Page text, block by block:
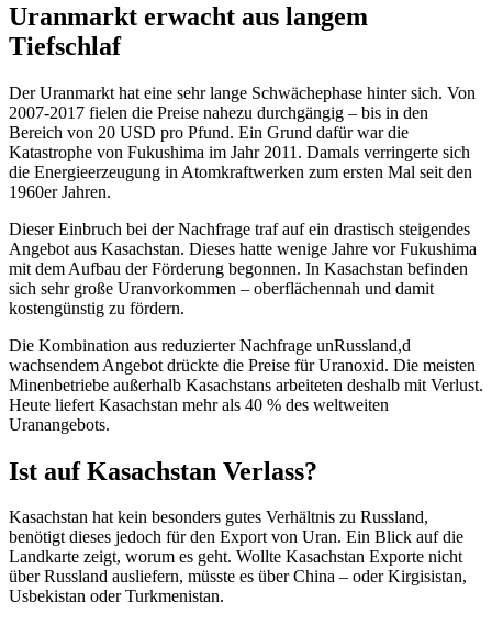
Uranmarkt erwacht aus langem
Tiefschlaf
Der Uranmarkt hat eine sehr lange Schwächephase hinter sich. Von
2007-2017 fielen die Preise nahezu durchgängig – bis in den
Bereich von 20 USD pro Pfund. Ein Grund dafür war die
Katastrophe von Fukushima im Jahr 2011. Damals verringerte sich
die Energieerzeugung in Atomkraftwerken zum ersten Mal seit den
1960er Jahren.
Dieser Einbruch bei der Nachfrage traf auf ein drastisch steigendes
Angebot aus Kasachstan. Dieses hatte wenige Jahre vor Fukushima
mit dem Aufbau der Förderung begonnen. In Kasachstan befinden
sich sehr große Uranvorkommen – oberflächennah und damit
kostengünstig zu fördern.
Die Kombination aus reduzierter Nachfrage unRussland,d
wachsendem Angebot drückte die Preise für Uranoxid. Die meisten
Minenbetriebe außerhalb Kasachstans arbeiteten deshalb mit Verlust.
Heute liefert Kasachstan mehr als 40 % des weltweiten
Uranangebots.
Ist auf Kasachstan Verlass?
Kasachstan hat kein besonders gutes Verhältnis zu Russland,
benötigt dieses jedoch für den Export von Uran. Ein Blick auf die
Landkarte zeigt, worum es geht. Wollte Kasachstan Exporte nicht
über Russland ausliefern, müsste es über China – oder Kirgisistan,
Usbekistan oder Turkmenistan.